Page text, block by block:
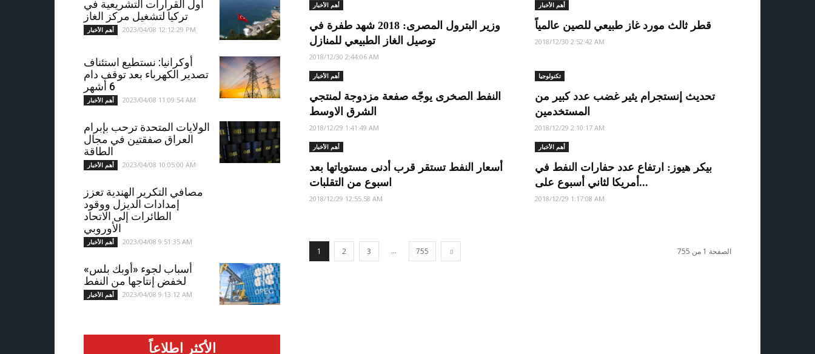
أهم الأخبار
قطر ثالث مورد غاز طبيعي للصين عالمياً
2018/12/30 2:52:42 AM
أهم الأخبار
وزير البترول المصرى: 2018 شهد طفرة في
توصيل الغاز الطبيعي للمنازل
2018/12/30 2:44:06 AM
تكنولوجيا
تحديث إنستجرام يثير غضب عدد كبير من
المستخدمين
2018/12/29 2:10:17 AM
أهم الأخبار
النفط الصخرى يوجّه صفعة مزدوجة لمنتجي
الشرق الاوسط
2018/12/29 1:41:49 AM
أهم الأخبار
بيكر هيوز: ارتفاع عدد حفارات النفط في
أمريكا لثاني أسبوع على...
2018/12/29 1:17:08 AM
أهم الأخبار
أسعار النفط تستقر قرب أدنى مستوياتها بعد
اسبوع من التقلبات
2018/12/29 12:55:58 AM
1 2 3 ... 755 الصفحة 1 من 755
أول القرارات التشريعية في
تركيا لتشغيل مركز الغاز
أهم الأخبار 2023/04/08 12:12:29 PM
أوكرانيا: نستطيع استئناف
تصدير الكهرباء بعد توقف دام
6 أشهر
أهم الأخبار 2023/04/08 11:09:54 AM
الولايات المتحدة ترحب بإبرام
العراق صفقتين في مجال
الطاقة
أهم الأخبار 2023/04/08 10:05:00 AM
مصافي التكرير الهندية تعزز
إمدادات الديزل ووقود
الطائرات إلى الاتحاد
الأوروبي
أهم الأخبار 2023/04/08 9:51:35 AM
أسباب لجوء «أوبك بلس»
لخفض إنتاجها من النفط
أهم الأخبار 2023/04/08 9:13:12 AM
الأكثر اطلاعاً